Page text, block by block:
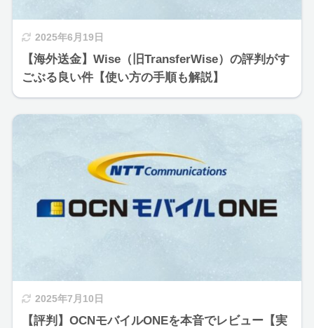
2025年6月19日
【海外送金】Wise（旧TransferWise）の評判がす
ごぶる良い件【使い方の手順も解説】
2025年7月10日
【評判】OCNモバイルONEを本音でレビュー【実